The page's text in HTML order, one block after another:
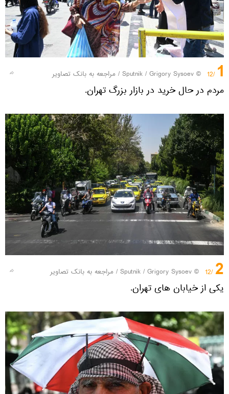
1
/12
© Sputnik / Grigory Sysoev
/ مراجعه به بانک تصاویر
مردم در حال خرید در بازار بزرگ تهران.
2
/12
© Sputnik / Grigory Sysoev
/ مراجعه به بانک تصاویر
یکی از خیابان های تهران.